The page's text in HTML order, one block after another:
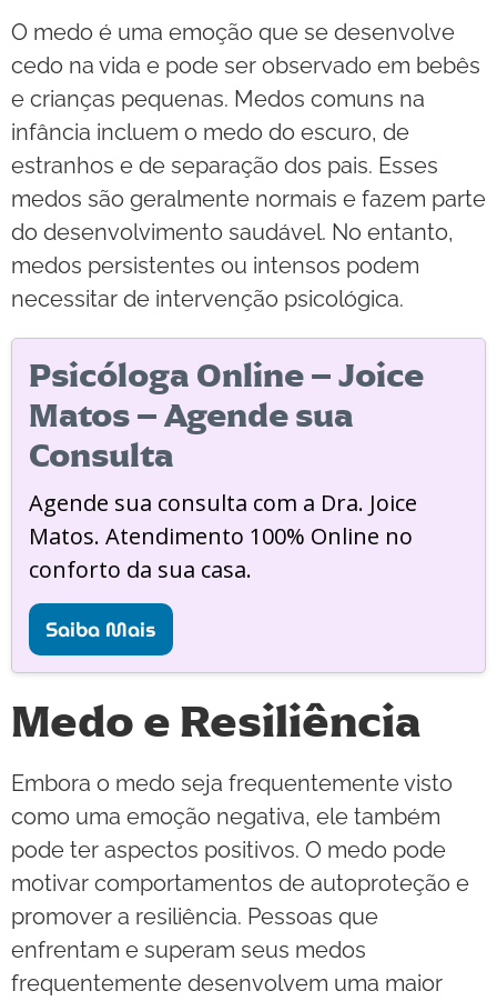
O medo é uma emoção que se desenvolve
cedo na vida e pode ser observado em bebês
e crianças pequenas. Medos comuns na
infância incluem o medo do escuro, de
estranhos e de separação dos pais. Esses
medos são geralmente normais e fazem parte
do desenvolvimento saudável. No entanto,
medos persistentes ou intensos podem
necessitar de intervenção psicológica.
Psicóloga Online – Joice
Matos – Agende sua
Consulta
Agende sua consulta com a Dra. Joice
Matos. Atendimento 100% Online no
conforto da sua casa.
Saiba Mais
Medo e Resiliência
Embora o medo seja frequentemente visto
como uma emoção negativa, ele também
pode ter aspectos positivos. O medo pode
motivar comportamentos de autoproteção e
promover a resiliência. Pessoas que
enfrentam e superam seus medos
frequentemente desenvolvem uma maior